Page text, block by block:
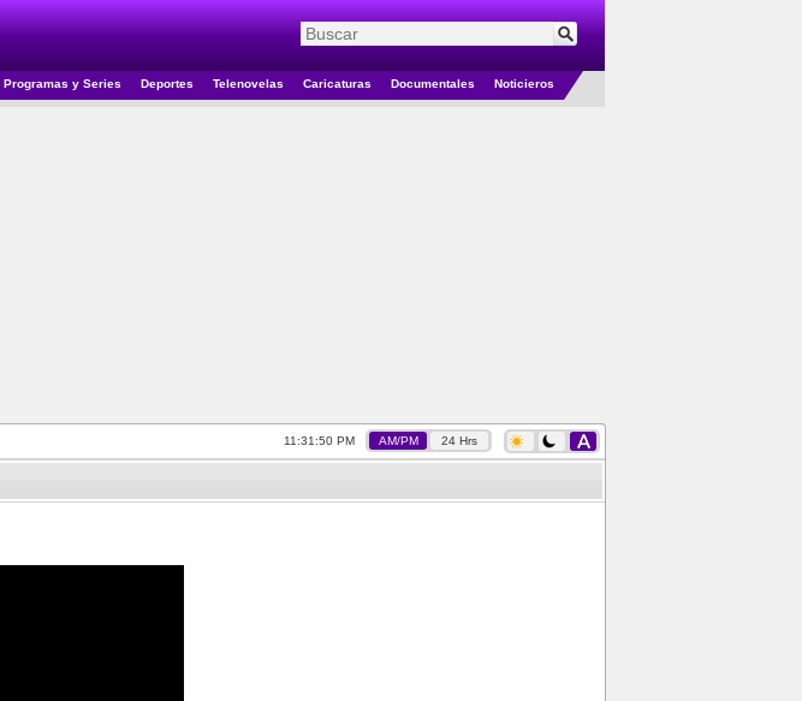
Programas y Series Deportes Telenovelas Caricaturas Documentales Noticieros
11:31:51 PM AM/PM 24 Hrs